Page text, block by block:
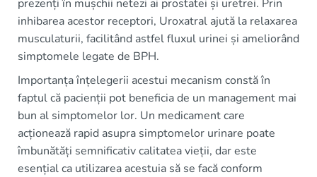
prezenți în mușchii netezi ai prostatei și uretrei. Prin
inhibarea acestor receptori, Uroxatral ajută la relaxarea
musculaturii, facilitând astfel fluxul urinei și ameliorând
simptomele legate de BPH.
Importanța înțelegerii acestui mecanism constă în
faptul că pacienții pot beneficia de un management mai
bun al simptomelor lor. Un medicament care
acționează rapid asupra simptomelor urinare poate
îmbunătăți semnificativ calitatea vieții, dar este
esențial ca utilizarea acestuia să se facă conform